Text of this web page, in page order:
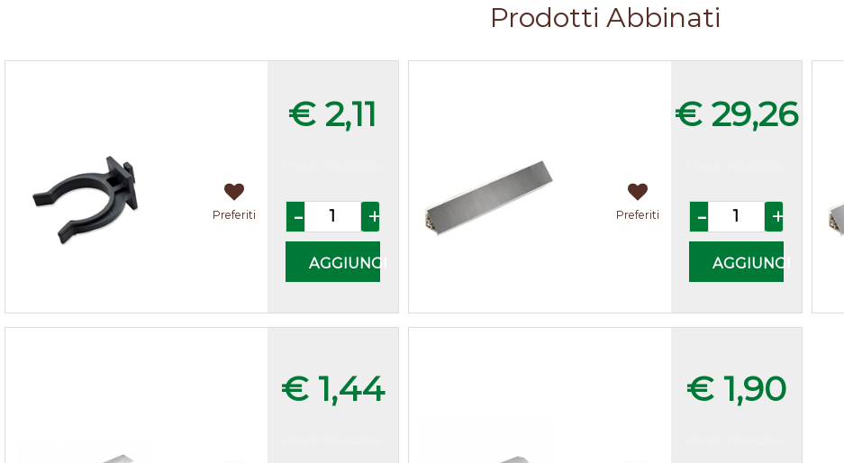
Prodotti Abbinati
Preferiti
€ 2,11
Quantità
AGGIUNGI
Preferiti
€ 29,26
Quantità
AGGIUNGI
€ 1,44 € 1,90